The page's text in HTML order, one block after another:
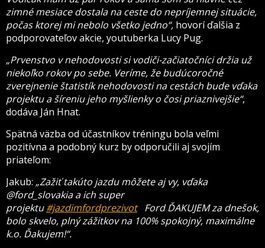
zimné mesiace dostala na ceste do nepríjemnej situácie,
počas ktorej mi nebolo všetko jedno“, hovorí ďalšia z
podporovateľov akcie, youtuberka Lucy Pug.
„Prvenstvo v nehodovosti si vodiči-začiatočníci držia už
niekoľko rokov po sebe. Veríme, že budúcoročné
zverejnenie štatistík nehodovosti na cestách bude vďaka
projektu a šíreniu jeho myšlienky o čosi priaznivejšie“,
dodáva Ján Hnat.
Spätná väzba od účastníkov tréningu bola veľmi
pozitívna a podobný kurz by odporučili aj svojím
priateľom:
Jakub: „Zažiť takúto jazdu môžete aj vy, vďaka
@ford_slovakia a ich super
projektu#jazdimfordprezivotFord ĎAKUJEM za dnešok,
bolo skvelo, plný zážitkov na 100% spokojný, maximálne
k.o. Ďakujem!“.